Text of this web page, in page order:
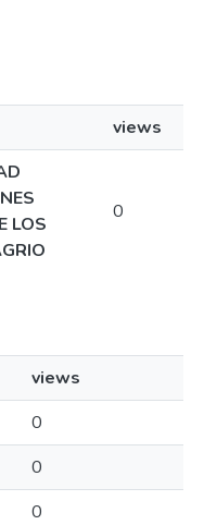
views
LOS
0
views
0
0
0